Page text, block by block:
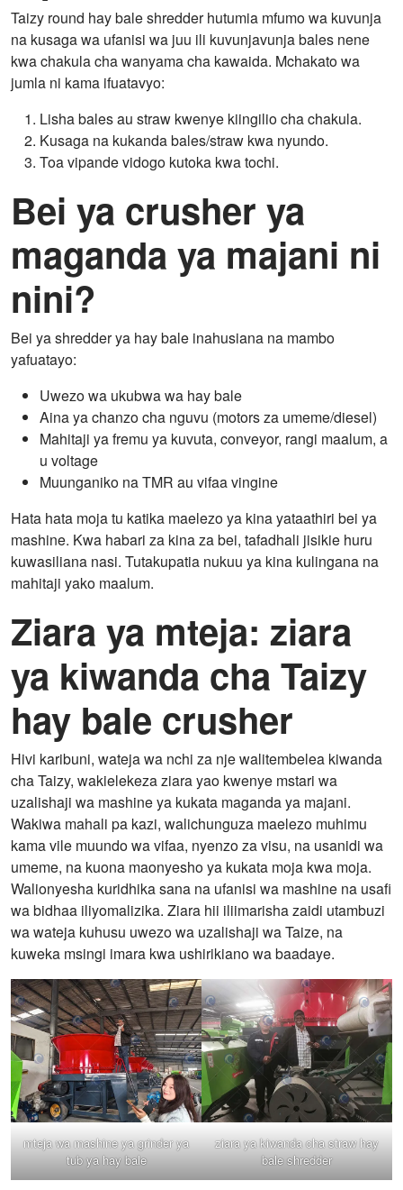
Taizy round hay bale shredder hutumia mfumo wa kuvunja
na kusaga wa ufanisi wa juu ili kuvunjavunja bales nene
kwa chakula cha wanyama cha kawaida. Mchakato wa
jumla ni kama ifuatavyo:
Lisha bales au straw kwenye kiingilio cha chakula.
Kusaga na kukanda bales/straw kwa nyundo.
Toa vipande vidogo kutoka kwa tochi.
Bei ya crusher ya
maganda ya majani ni
nini?
Bei ya shredder ya hay bale inahusiana na mambo
yafuatayo:
Uwezo wa ukubwa wa hay bale
Aina ya chanzo cha nguvu (motors za umeme/diesel)
Mahitaji ya fremu ya kuvuta, conveyor, rangi maalum, a
u voltage
Muunganiko na TMR au vifaa vingine
Hata hata moja tu katika maelezo ya kina yataathiri bei ya
mashine. Kwa habari za kina za bei, tafadhali jisikie huru
kuwasiliana nasi. Tutakupatia nukuu ya kina kulingana na
mahitaji yako maalum.
Ziara ya mteja: ziara
ya kiwanda cha Taizy
hay bale crusher
Hivi karibuni, wateja wa nchi za nje walitembelea kiwanda
cha Taizy, wakielekeza ziara yao kwenye mstari wa
uzalishaji wa mashine ya kukata maganda ya majani.
Wakiwa mahali pa kazi, walichunguza maelezo muhimu
kama vile muundo wa vifaa, nyenzo za visu, na usanidi wa
umeme, na kuona maonyesho ya kukata moja kwa moja.
Walionyesha kuridhika sana na ufanisi wa mashine na usafi
wa bidhaa iliyomalizika. Ziara hii iliimarisha zaidi utambuzi
wa wateja kuhusu uwezo wa uzalishaji wa Taize, na
kuweka msingi imara kwa ushirikiano wa baadaye.
mteja wa mashine ya grinder ya
tub ya hay bale
ziara ya kiwanda cha straw hay
bale shredder